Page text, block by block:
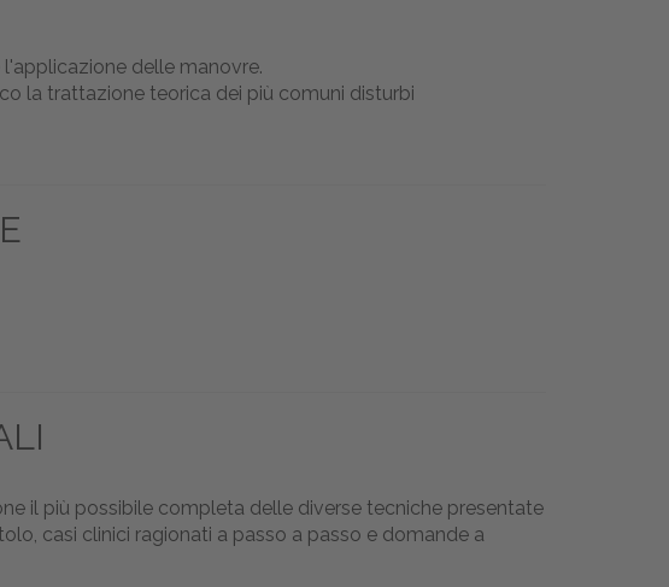
delle manovre.
la trattazione teorica dei più comuni disturbi
il più possibile completa delle diverse tecniche presentate
casi clinici ragionati a passo a passo e domande a